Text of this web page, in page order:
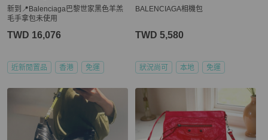
新到📍Balenciaga巴黎世家黑色羊羔
毛手拿包未使用
TWD 16,076
近新閒置品 香港 免運
BALENCIAGA相機包
TWD 5,580
狀況尚可 本地 免運